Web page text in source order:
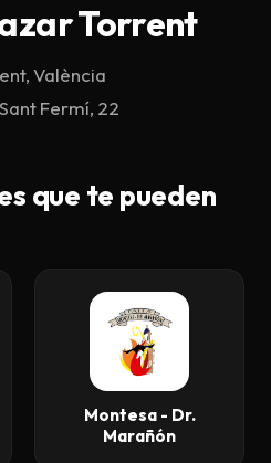
Torrent
València
Fermí, 22
que te pueden
Montesa - Dr.
Marañón